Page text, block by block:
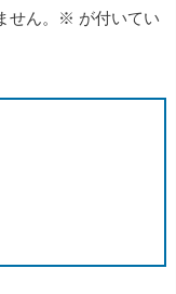
ん。 ※ が付いてい